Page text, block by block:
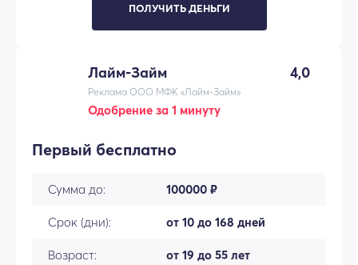
ПОЛУЧИТЬ ДЕНЬГИ
Лайм-Займ 4,0
Реклама ООО МФК «Лайм-Займ»
Одобрение за 1 минуту
Первый бесплатно
Сумма до: 100000 ₽
Срок (дни): от 10 до 168 дней
Возраст: от 19 до 55 лет